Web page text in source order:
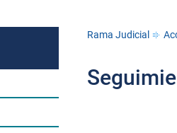
Rama Judicial